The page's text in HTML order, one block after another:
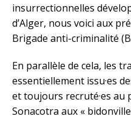
insurrectionnelles
d’Alger, nous voici aux
Brigade anti-criminalité
En parallèle de cela, les
essentiellement issu·es
et toujours recruté·es au
Sonacotra aux «